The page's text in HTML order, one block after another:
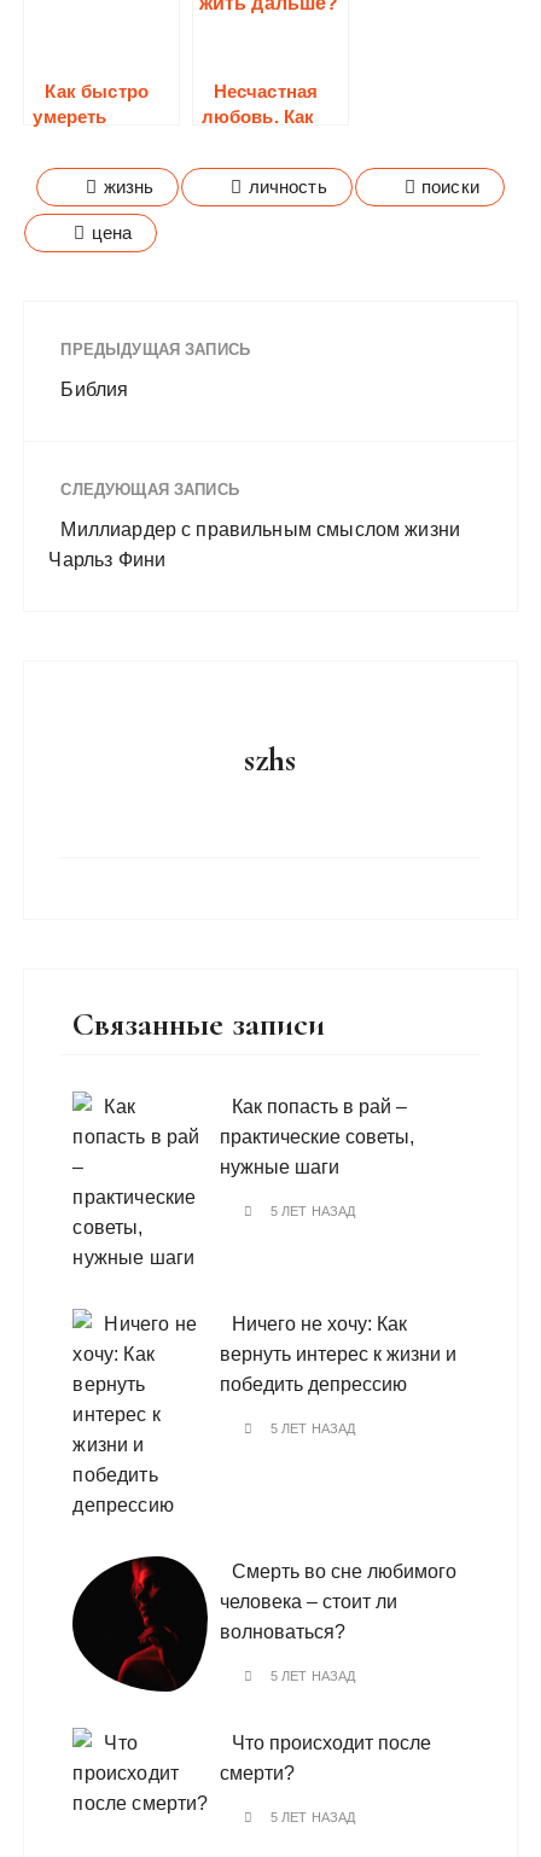
Как быстро
умереть
Несчастная
любовь. Как
жизнь личность поиски
цена
ПРЕДЫДУЩАЯ ЗАПИСЬ
Библия
СЛЕДУЮЩАЯ ЗАПИСЬ
Миллиардер с правильным смыслом жизни
Чарльз Фини
szhs
Связанные записи
Как попасть в рай –
практические советы,
нужные шаги
5 ЛЕТ НАЗАД
Ничего не хочу: Как
вернуть интерес к жизни и
победить депрессию
5 ЛЕТ НАЗАД
Смерть во сне любимого
человека – стоит ли
волноваться?
5 ЛЕТ НАЗАД
Что происходит после
смерти?
5 ЛЕТ НАЗАД